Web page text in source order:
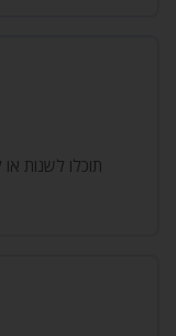
תוכלו לשנות